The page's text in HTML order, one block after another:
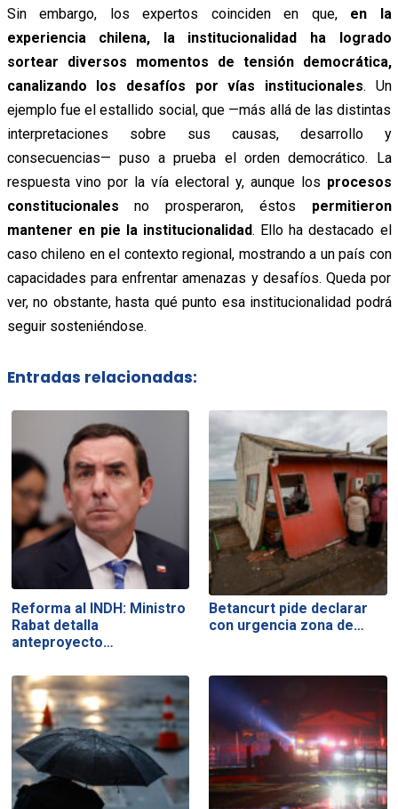
Sin embargo, los expertos coinciden en que,en la
experiencia chilena, la institucionalidad ha logrado
sortear diversos momentos de tensión democrática,
canalizando los desafíos por vías institucionales. Un
ejemplo fue el estallido social, que —más allá de las distintas
interpretaciones sobre sus causas, desarrollo y
consecuencias— puso a prueba el orden democrático. La
respuesta vino por la vía electoral y, aunque los procesos
constitucionales no prosperaron, éstos permitieron
mantener en pie la institucionalidad. Ello ha destacado el
caso chileno en el contexto regional, mostrando a un país con
capacidades para enfrentar amenazas y desafíos. Queda por
ver, no obstante, hasta qué punto esa institucionalidad podrá
seguir sosteniéndose.
Entradas relacionadas:
Reforma al INDH: Ministro
Rabat detalla
anteproyecto…
Betancurt pide declarar
con urgencia zona de…